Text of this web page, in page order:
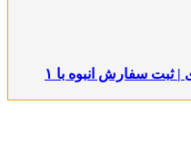
مشخصات و انواع سطل زباله شهری | ثبت سفارش انبوه با ۱